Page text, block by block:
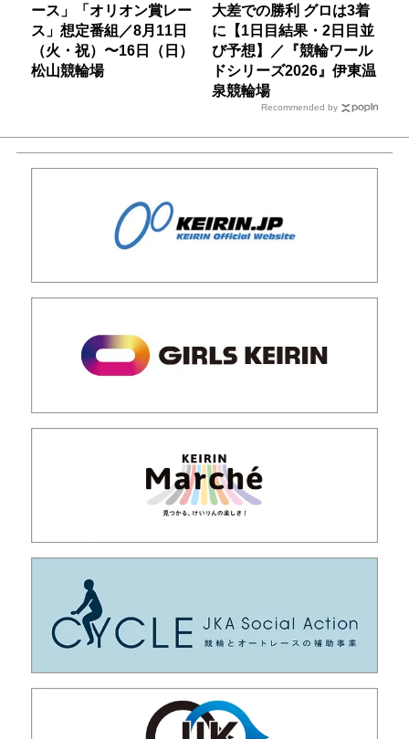
ース」「オリオン賞レー
ス」想定番組／8月11日
（火・祝）〜16日（日）
松山競輪場
大差での勝利 グロは3着
に【1日目結果・2日目並
び予想】／『競輪ワール
ドシリーズ2026』伊東温
泉競輪場
Recommended by